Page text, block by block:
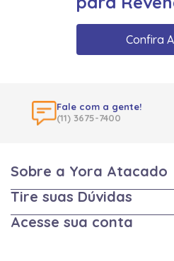
Confira
Fale com a gente!
(11) 3675-7400
Sobre a Yora Atacado
Tire suas Dúvidas
Acesse sua conta